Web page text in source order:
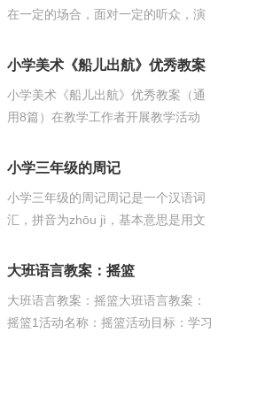
在一定的场合，面对一定的听众，演
平凡的日常里，接触并使用演讲稿的
小学美术《船儿出航》优秀教案
（通用8篇）
小学美术《船儿出航》优秀教案（通
用8篇）在教学工作者开展教学活动
案可以提高教学质量，收到预期的教
小学三年级的周记
小学三年级的周记周记是一个汉语词
汇，拼音为zhōu jì，基本意思是用文
活情况或身边发生的事、令你感动的
大班语言教案：摇篮
大班语言教案：摇篮大班语言教案：
摇篮1活动名称：摇篮活动目标：学习